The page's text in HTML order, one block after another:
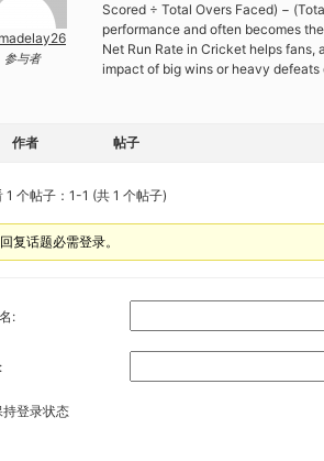
参与者
Scored ÷ Total Overs Faced) −
performance and often becomes
Net Run Rate in Cricket helps
impact of big wins or heavy
作者 帖子
1 个帖子：1-1 (共 1 个帖子)
复话题必需登录。
:
持登录状态